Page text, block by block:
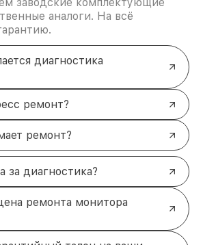
аналоги. На всё
диагностика
ремонт?
ремонт?
за диагностика?
ремонта монитора